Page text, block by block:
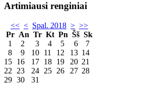
Artimiausi renginiai
<< < Spal. 2018 > >>
Pr An Tr Kt Pn Šš Sk
1
2 3 4 5 6
7
8
9 10 11 12 13 14
15 16 17 18 19 20 21
22
23 24 25 26 27 28
29 30 31